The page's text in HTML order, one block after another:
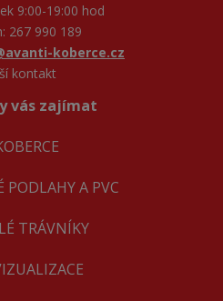
9:00-19:00 hod
267 990 189
koberce.cz
kontakt
vás zajímat
PODLAHY A PVC
TRÁVNÍKY